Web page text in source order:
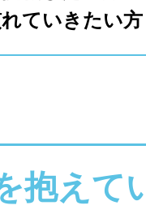
ていきたい方
抱えて